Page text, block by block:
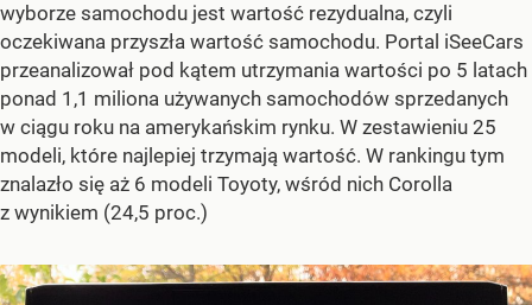
wyborze samochodu jest wartość rezydualna, czyli
oczekiwana przyszła wartość samochodu. Portal iSeeCars
przeanalizował pod kątem utrzymania wartości po 5 latach
ponad 1,1 miliona używanych samochodów sprzedanych
w ciągu roku na amerykańskim rynku. W zestawieniu 25
modeli, które najlepiej trzymają wartość. W rankingu tym
znalazło się aż 6 modeli Toyoty, wśród nich Corolla
z wynikiem (24,5 proc.)